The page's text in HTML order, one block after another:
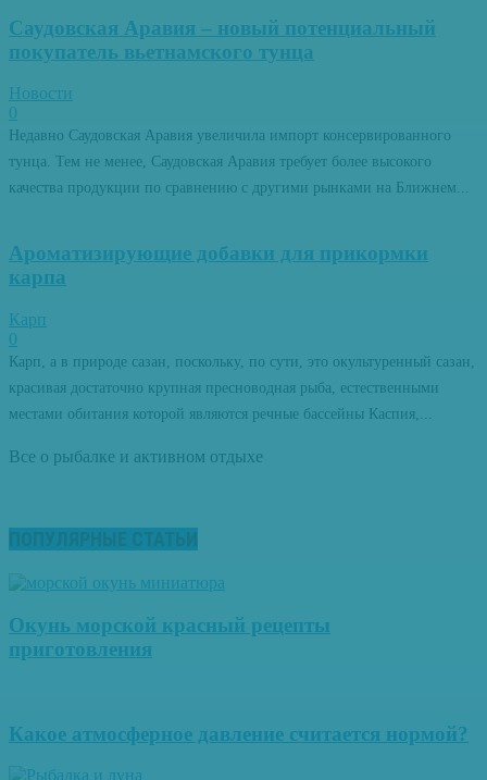
Саудовская Аравия – новый потенциальный
покупатель вьетнамского тунца
Новости
0
Недавно Саудовская Аравия увеличила импорт консервированного
тунца. Тем не менее, Саудовская Аравия требует более высокого
качества продукции по сравнению с другими рынками на Ближнем...
Ароматизирующие добавки для прикормки
карпа
Карп
0
Карп, а в природе сазан, поскольку, по сути, это окультуренный сазан,
красивая достаточно крупная пресноводная рыба, естественными
местами обитания которой являются речные бассейны Каспия,...
Все о рыбалке и активном отдыхе
ПОПУЛЯРНЫЕ СТАТЬИ
Окунь морской красный рецепты
приготовления
Какое атмосферное давление считается нормой?